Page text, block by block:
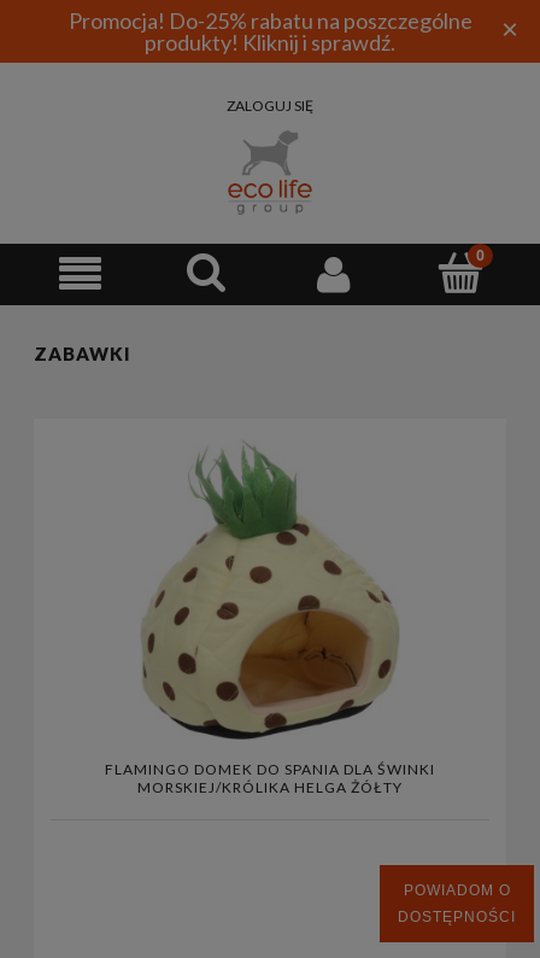
Promocja! Do-25% rabatu na poszczególne
produkty! Kliknij i sprawdź.
×
ZALOGUJ SIĘ
ZABAWKI
FLAMINGO DOMEK DO SPANIA DLA ŚWINKI
MORSKIEJ/KRÓLIKA HELGA ŻÓŁTY
POWIADOM O
DOSTĘPNOŚCI